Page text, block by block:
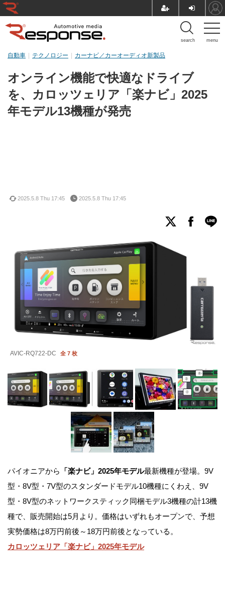
menu
search
オンライン機能で快適なドライブ
を、カロッツェリア「楽ナビ」2025
年モデル13機種が発売
自動車 テクノロジー カーナビ／カーオーディオ新製品
2025.5.8 Thu 17:45 2025.5.8 Thu 17:45
AVIC-RQ722-DC 全 7 枚
パイオニアから 「楽ナビ」2025年モデル最新機種が登場。9V
型・8V型・7V型のスタンダードモデル10機種にくわえ、9V
型・8V型のネットワークスティック同梱モデル3機種の計13機
種で、販売開始は5月より。価格はいずれもオープンで、予想
実勢価格は8万円前後～18万円前後となっている。
カロッツェリア「楽ナビ」2025年モデル